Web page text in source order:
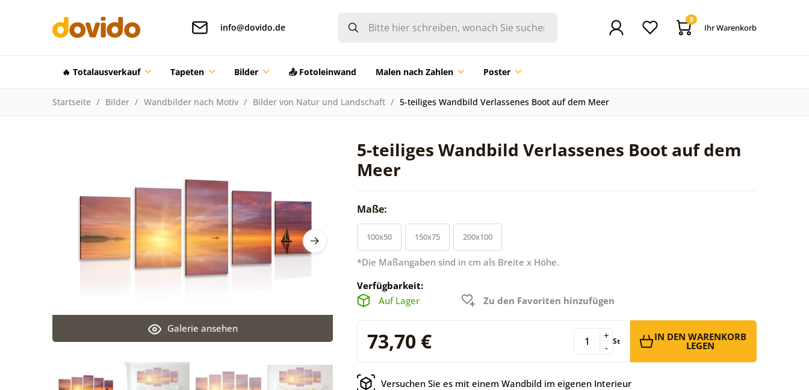
info@dovido.de
0
Ihr Warenkorb
🔥 Totalausverkauf Tapeten Bilder 📤 Fotoleinwand Malen nach Zahlen Poster
Startseite Bilder Wandbilder nach Motiv Bilder von Natur und Landschaft 5-teiliges Wandbild Verlassenes Boot auf dem Meer
5-teiliges Wandbild Verlassenes Boot auf dem
Meer
Galerie ansehen
Maße:
100x50 150x75 200x100
*Die Maßangaben sind in cm als Breite x Höhe.
Verfügbarkeit:
Auf Lager
Zu den Favoriten hinzufügen
73,70 € -
+ St IN DEN WARENKORB
LEGEN
Versuchen Sie es mit einem Wandbild im eigenen Interieur